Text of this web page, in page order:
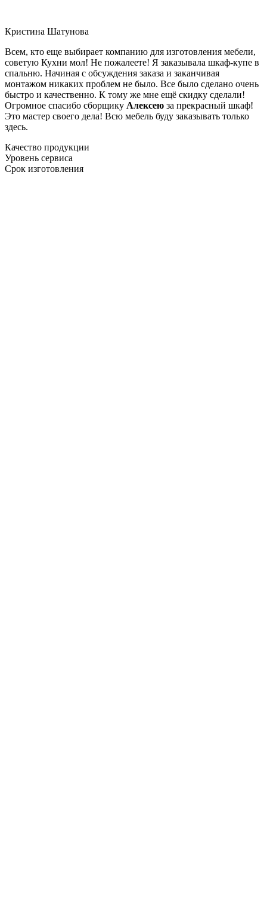
Кристина Шатунова
Всем, кто еще выбирает компанию для изготовления мебели,
советую Кухни мол! Не пожалеете! Я заказывала шкаф-купе в
спальню. Начиная с обсуждения заказа и заканчивая
монтажом никаких проблем не было. Все было сделано очень
быстро и качественно. К тому же мне ещё скидку сделали!
Огромное спасибо сборщику Алексею за прекрасный шкаф!
Это мастер своего дела! Всю мебель буду заказывать только
здесь.
Качество продукции
Уровень сервиса
Срок изготовления